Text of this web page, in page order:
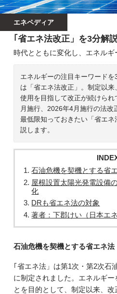
エネペディア
｢省エネ法改正」を3分解説
時代とともに変化し、エネル
エネルギーの注目キーワード
は「省エネ法改正」。制定以
使用を目指して改正が続けら
月施行、2026年4月施行の法改
最低限知っておきたい「省エ
説します。
石油危機を契機とする省
屋根設置太陽光発電設備
化
DRも省エネ法の対象
著者：下郡けい（日本エ
石油危機を契機とする省エネ法
｢省エネ法」は第1次・第2次石
に制定されました。エネルギ
とを目的として、制定以来、